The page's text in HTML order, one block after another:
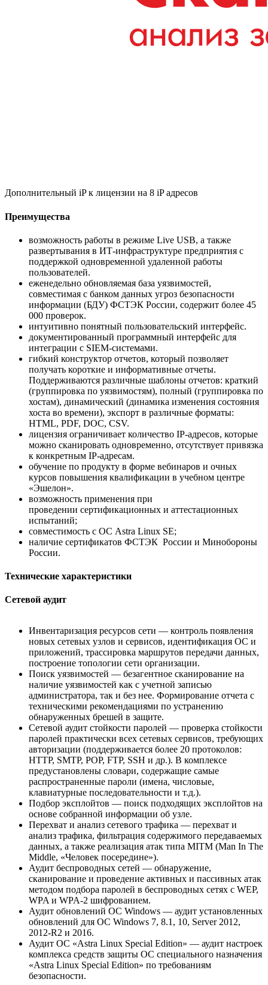
Дополнительный iP к лицензии на 8 iP адресов
Преимущества
возможность работы в режиме Live USB, а также
развертывания в ИТ-инфраструктуре предприятия с
поддержкой одновременной удаленной работы
пользователей.
еженедельно обновляемая база уязвимостей,
совместимая с банком данных угроз безопасности
информации (БДУ) ФСТЭК России, содержит более 45
000 проверок.
интуитивно понятный пользовательский интерфейс.
документированный программный интерфейс для
интеграции с SIEM-системами.
гибкий конструктор отчетов, который позволяет
получать короткие и информативные отчеты.
Поддерживаются различные шаблоны отчетов: краткий
(группировка по уязвимостям), полный (группировка по
хостам), динамический (динамика изменения состояния
хоста во времени), экспорт в различные форматы:
HTML, PDF, DOC, CSV.
лицензия ограничивает количество IP-адресов, которые
можно сканировать одновременно, отсутствует привязка
к конкретным IP-адресам.
обучение по продукту в форме вебинаров и очных
курсов повышения квалификации в учебном центре
«Эшелон».
возможность применения при
проведении сертификационных и аттестационных
испытаний;
совместимость с ОС Astra Linux SE;
наличие сертификатов ФСТЭК России и Минобороны
России.
Технические характеристики
Сетевой аудит
Инвентаризация ресурсов сети — контроль появления
новых сетевых узлов и сервисов, идентификация ОС и
приложений, трассировка маршрутов передачи данных,
построение топологии сети организации.
Поиск уязвимостей — безагентное сканирование на
наличие уязвимостей как с учетной записью
администратора, так и без нее. Формирование отчета с
техническими рекомендациями по устранению
обнаруженных брешей в защите.
Сетевой аудит стойкости паролей — проверка стойкости
паролей практически всех сетевых сервисов, требующих
авторизации (поддерживается более 20 протоколов:
HTTP, SMTP, POP, FTP, SSH и др.). В комплексе
предустановлены словари, содержащие самые
распространенные пароли (имена, числовые,
клавиатурные последовательности и т.д.).
Подбор эксплойтов — поиск подходящих эксплойтов на
основе собранной информации об узле.
Перехват и анализ сетевого трафика — перехват и
анализ трафика, фильтрация содержимого передаваемых
данных, а также реализация атак типа MITM (Man In The
Middle, «Человек посередине»).
Аудит беспроводных сетей — обнаружение,
сканирование и проведение активных и пассивных атак
методом подбора паролей в беспроводных сетях с WEP,
WPA и WPA-2 шифрованием.
Аудит обновлений ОС Windows — аудит установленных
обновлений для ОС Windows 7, 8.1, 10, Server 2012,
2012-R2 и 2016.
Аудит ОС «Astra Linux Special Edition» — аудит настроек
комплекса средств защиты ОС специального назначения
«Astra Linux Special Edition» по требованиям
безопасности.